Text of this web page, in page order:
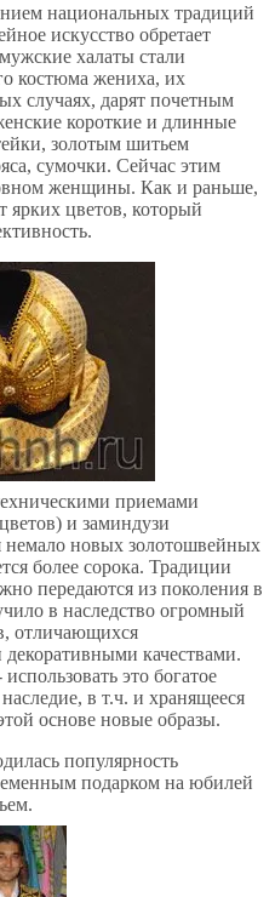
национальных традиций
искусство обретает
халаты стали
костюма жениха, их
случаях, дарят почетным
короткие и длинные
золотым шитьем
сумочки. Сейчас этим
женщины. Как и раньше,
ярких цветов, который
приемами
и заминдузи
новых золотошвейных
более сорока. Традиции
передаются из поколения в
в наследство огромный
отличающихся
качествами.
это богатое
в т.ч. и хранящееся
основе новые образы.
популярность
подарком на юбилей